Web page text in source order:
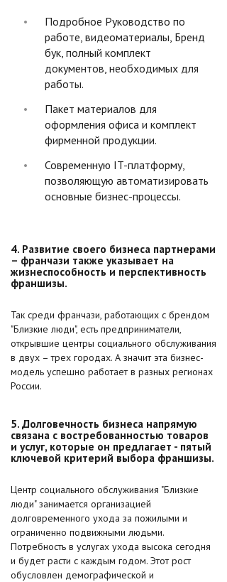
Подробное Руководство по
работе, видеоматериалы, Бренд
бук, полный комплект
документов, необходимых для
работы.
Пакет материалов для
оформления офиса и комплект
фирменной продукции.
Современную IT-платформу,
позволяющую автоматизировать
основные бизнес-процессы.
4. Развитие своего бизнеса партнерами
– франчази также указывает на
жизнеспособность и перспективность
франшизы.
Так среди франчази, работающих с брендом
"Близкие люди", есть предприниматели,
открывшие центры социального обслуживания
в двух – трех городах. А значит эта бизнес-
модель успешно работает в разных регионах
России.
5. Долговечность бизнеса напрямую
связана с востребованностью товаров
и услуг, которые он предлагает - пятый
ключевой критерий выбора франшизы.
Центр социального обслуживания "Близкие
люди" занимается организацией
долговременного ухода за пожилыми и
ограниченно подвижными людьми.
Потребность в услугах ухода высока сегодня
и будет расти с каждым годом. Этот рост
обусловлен демографической и